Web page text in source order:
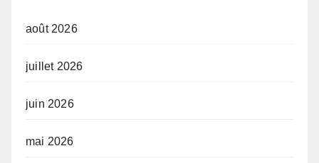
août 2026
juillet 2026
juin 2026
mai 2026